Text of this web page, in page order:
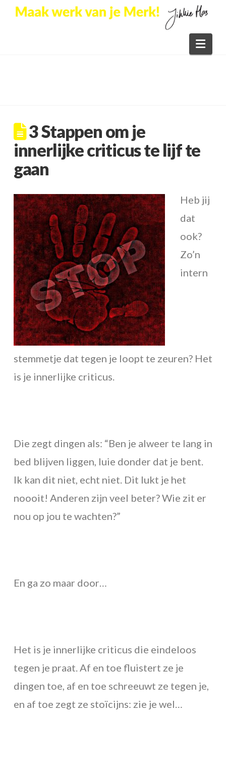
3 Stappen om je
innerlijke criticus te lijf te
gaan
Heb jij
dat
ook?
Zo’n
intern
stemmetje dat tegen je loopt te zeuren? Het
is je innerlijke criticus.
Die zegt dingen als: “Ben je alweer te lang in
bed blijven liggen, luie donder dat je bent.
Ik kan dit niet, echt niet. Dit lukt je het
noooit! Anderen zijn veel beter? Wie zit er
nou op jou te wachten?”
En ga zo maar door…
Het is je innerlijke criticus die eindeloos
tegen je praat. Af en toe fluistert ze je
dingen toe, af en toe schreeuwt ze tegen je,
en af toe zegt ze stoïcijns: zie je wel…